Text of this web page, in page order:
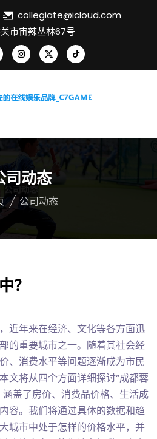
collegiate@icloud.com
市宙辣丛林67号
司动态
公司动态
？
近年来在经济、文化等各方面迅
的重要城市之一。随着其社会经
、消费水平等问题逐渐成为市民
文将从四个方面详细探讨“成都蓉
盖了房价、消费品价格、生活成
容。我们将通过具体的数据和趋
城市中处于怎样的价格水平，并